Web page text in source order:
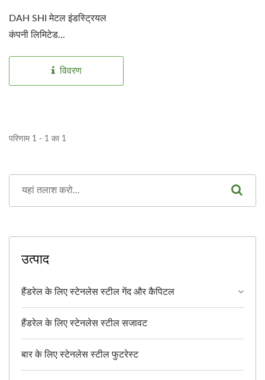
DAH SHI मेटल इंडस्ट्रियल
कंपनी लिमिटेड...
विवरण
परिणाम 1 - 1 का 1
उत्पाद
हैंडरेल के लिए स्टेनलेस स्टील गेंद और कैपिटल
हैंडरेल के लिए स्टेनलेस स्टील सजावट
बार के लिए स्टेनलेस स्टील फुटरेस्ट